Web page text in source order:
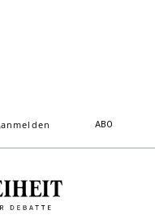
anmelden ABO